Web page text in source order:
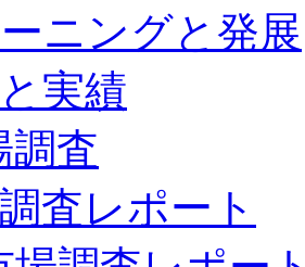
ーニングと発展
実績
調査
査レポート